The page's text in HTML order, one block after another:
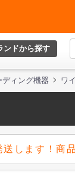
ンドから探す
ディング機器 ワ
送します！商